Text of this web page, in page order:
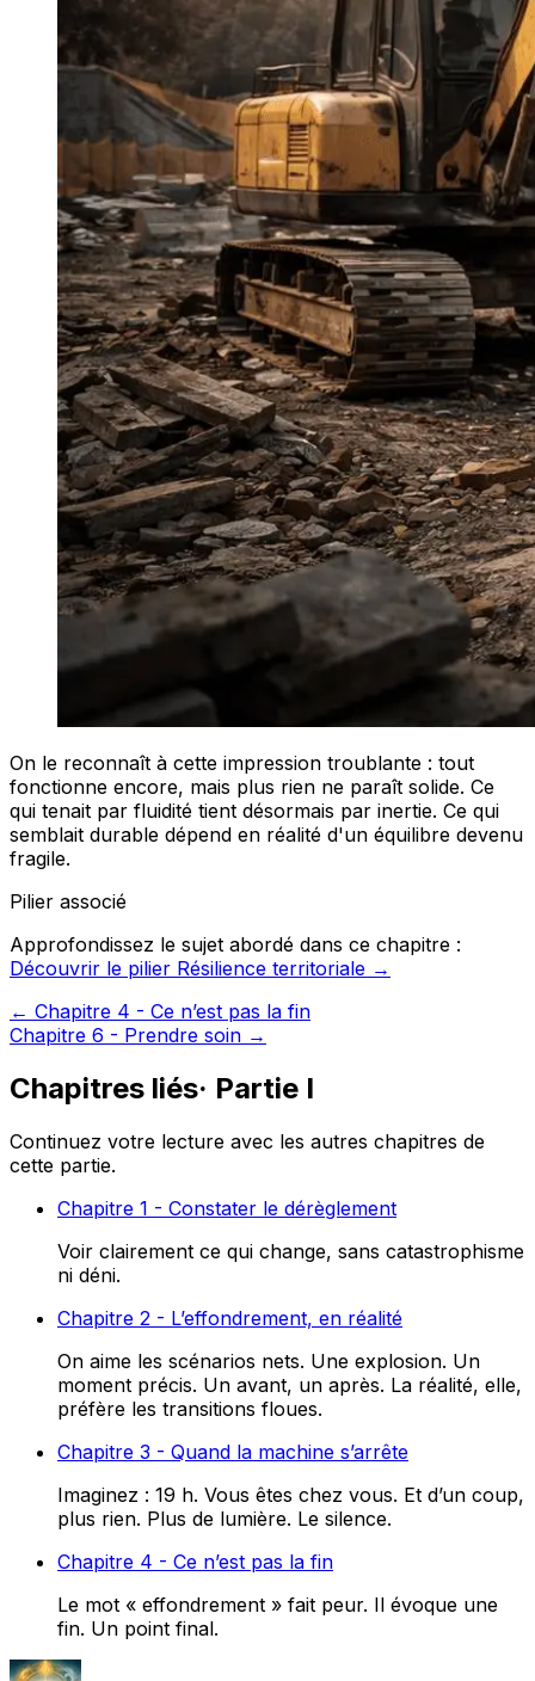
On le reconnaît à cette impression troublante : tout
fonctionne encore, mais plus rien ne paraît solide. Ce
qui tenait par fluidité tient désormais par inertie. Ce qui
semblait durable dépend en réalité d'un équilibre devenu
fragile.
Pilier associé
Approfondissez le sujet abordé dans ce chapitre :
Découvrir le pilier Résilience territoriale →
← Chapitre 4 - Ce n’est pas la fin
Chapitre 6 - Prendre soin →
Chapitres liés· Partie I
Continuez votre lecture avec les autres chapitres de
cette partie.
Chapitre 1 - Constater le dérèglement
Voir clairement ce qui change, sans catastrophisme
ni déni.
Chapitre 2 - L’effondrement, en réalité
On aime les scénarios nets. Une explosion. Un
moment précis. Un avant, un après. La réalité, elle,
préfère les transitions floues.
Chapitre 3 - Quand la machine s’arrête
Imaginez : 19 h. Vous êtes chez vous. Et d’un coup,
plus rien. Plus de lumière. Le silence.
Chapitre 4 - Ce n’est pas la fin
Le mot « effondrement » fait peur. Il évoque une
fin. Un point final.